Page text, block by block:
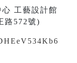
工藝設計館
路572號)